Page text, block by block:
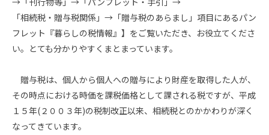
「相続税・贈与税関係」→「贈与税のあらまし」項目にあるパン
フレット『暮らしの税情報』】をご覧いただき、お役立てくださ
い。とても分かりやすくまとまっています。
贈与税は、個人から個人への贈与により財産を取得した人が、
その時点における時価を課税価格として課される税ですが、平成
１５年(２００３年)の税制改正以来、相続税とのかかわりが深く
なってきています。